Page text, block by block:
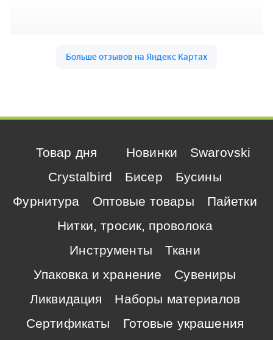
Товар дня Новинки
Swarovski
Crystalbird
Бисер
Бусины
Фурнитура
Оптовые товары
Пайетки
Нитки, тросик, проволока
Инструменты
Ткани
Упаковка и хранение
Сувениры
Ликвидация
Наборы материалов
Сертификаты
Готовые украшения